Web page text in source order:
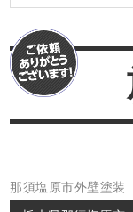
那須塩原市外壁塗装